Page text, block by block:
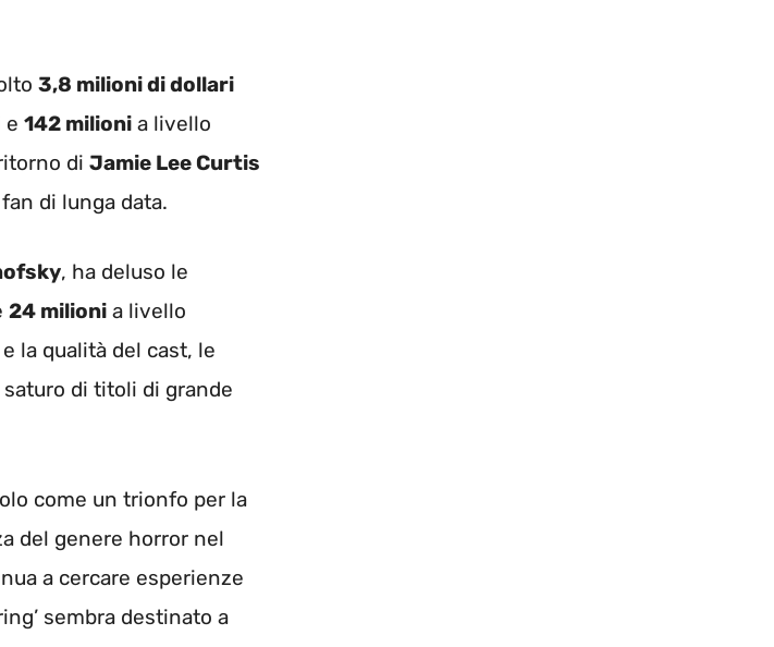
3,8 milioni di dollari
e 142 milioni a livello
di Jamie Lee Curtis
di lunga data.
, ha deluso le
24 milioni a livello
la qualità del cast, le
di titoli di grande
come un trionfo per la
del genere horror nel
a cercare esperienze
sembra destinato a